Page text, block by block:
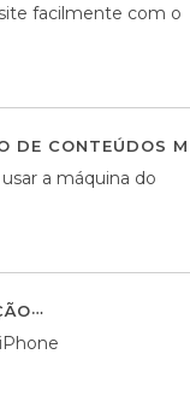
facilmente com o
DE CONTEÚDOS
a máquina do